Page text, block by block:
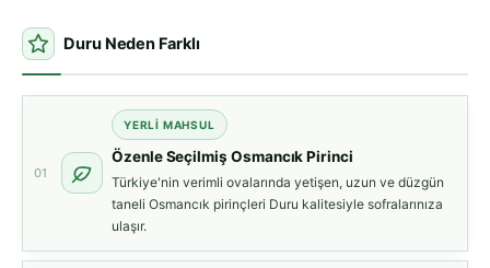
Duru Neden Farklı
01
YERLI MAHSUL
Özenle Seçilmiş Osmancık Pirinci
Türkiye'nin verimli ovalarında yetişen, uzun ve düzgün
taneli Osmancık pirinçleri Duru kalitesiyle sofralarınıza
ulaşır.